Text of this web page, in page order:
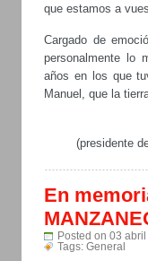
que estamos a
Cargado de
personalmente lo
años en los que
Manuel, que la
(presidente
En
Posted on 03
Tags: General